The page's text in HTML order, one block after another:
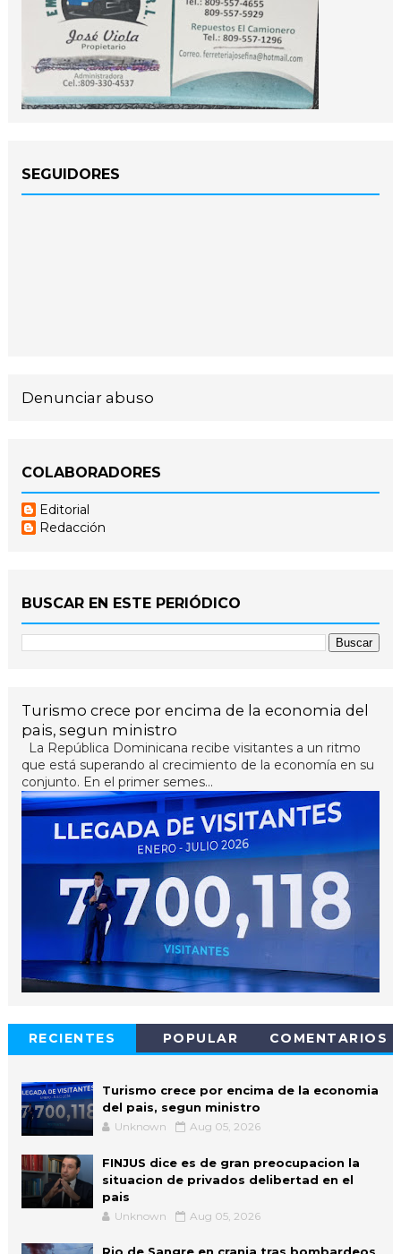
SEGUIDORES
Denunciar abuso
COLABORADORES
Editorial
Redacción
BUSCAR EN ESTE PERIÓDICO
Turismo crece por encima de la economia del
pais, segun ministro
La República Dominicana recibe visitantes a un ritmo
que está superando al crecimiento de la economía en su
conjunto. En el primer semes...
RECIENTES POPULAR COMENTARIOS
Turismo crece por encima de la economia
del pais, segun ministro
Unknown Aug 05, 2026
FINJUS dice es de gran preocupacion la
situacion de privados delibertad en el
pais
Unknown Aug 05, 2026